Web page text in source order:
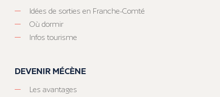
Idées de sorties en Franche-Comté
Où dormir
Infos tourisme
DEVENIR MÉCÈNE
Les avantages